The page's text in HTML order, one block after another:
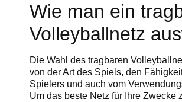
Wie man ein
Volleyballnetz
Die Wahl des tragbaren
von der Art des Spiels, den
Spielers und auch vom
Um das beste Netz für Ihre Zwecke